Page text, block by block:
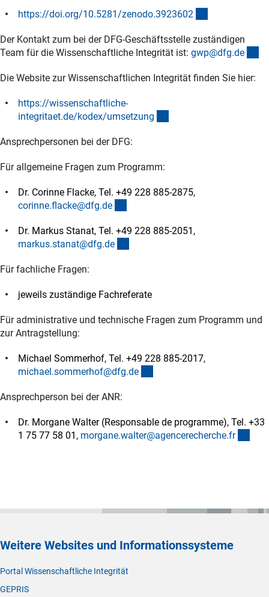
https://doi.org/10.5281/zenodo.3923602
Der Kontakt zum bei der DFG-Geschäftsstelle zuständigen
Team für die Wissenschaftliche Integrität ist: gwp@dfg.de
Die Website zur Wissenschaftlichen Integrität finden Sie hier:
https://wissenschaftliche-
integritaet.de/kodex/umsetzung
Ansprechpersonen bei der DFG:
Für allgemeine Fragen zum Programm:
Dr. Corinne Flacke, Tel. +49 228 885-2875,
corinne.flacke@dfg.de
Dr. Markus Stanat, Tel. +49 228 885-2051,
markus.stanat@dfg.de
Für fachliche Fragen:
jeweils zuständige Fachreferate
Für administrative und technische Fragen zum Programm und
zur Antragstellung:
Michael Sommerhof, Tel. +49 228 885-2017,
michael.sommerhof@dfg.de
Ansprechperson bei der ANR:
Dr. Morgane Walter (Responsable de programme), Tel. +33
1 75 77 58 01, morgane.walter@agencerecherche.fr
Weitere Websites und Informationssysteme
Portal Wissenschaftliche Integrität
GEPRIS